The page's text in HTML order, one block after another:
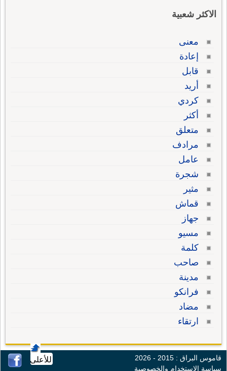
الاكثر شعبية
معنى
إعادة
قابل
أريد
كردي
أكثر
متعلق
مرادف
عامل
شجرة
مثير
قماش
جهاز
مسيو
كلمة
صاحب
مدينة
فرانكو
مضاد
ارتقاء
للأعلى
قاموس البراق : 2015 - 2026
سياسة الإستخدام والخصوصية